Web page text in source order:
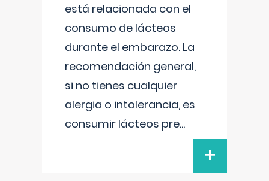
está relacionada con el
consumo de lácteos
durante el embarazo. La
recomendación general,
si no tienes cualquier
alergia o intolerancia, es
consumir lácteos pre...
+